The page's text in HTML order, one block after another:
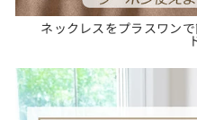
ネックレスをプラスワン